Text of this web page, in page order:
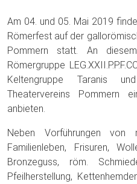
Am 04. und 05. Mai 2019
Römerfest auf der
Pommern statt. An
Römergruppe
Keltengruppe Taranis
Theatervereins Pommern
anbieten.
Neben Vorführungen von
Familienleben, Frisuren,
Bronzeguss, röm.
Pfeilherstellung,